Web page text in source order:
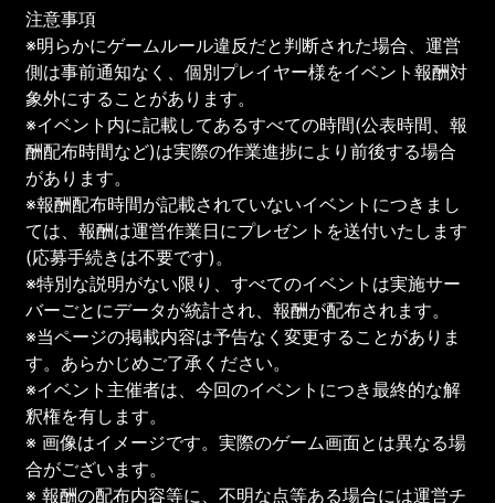
注意事項
※明らかにゲームルール違反だと判断された場合、運営
側は事前通知なく、個別プレイヤー様をイベント報酬対
象外にすることがあります。
※イベント内に記載してあるすべての時間(公表時間、報
酬配布時間など)は実際の作業進捗により前後する場合
があります。
※報酬配布時間が記載されていないイベントにつきまし
ては、報酬は運営作業日にプレゼントを送付いたします
(応募手続きは不要です)。
※特別な説明がない限り、すべてのイベントは実施サー
バーごとにデータが統計され、報酬が配布されます。
※当ページの掲載内容は予告なく変更することがありま
す。あらかじめご了承ください。
※イベント主催者は、今回のイベントにつき最終的な解
釈権を有します。
※ 画像はイメージです。実際のゲーム画面とは異なる場
合がございます。
※ 報酬の配布内容等に、不明な点等ある場合には運営チ